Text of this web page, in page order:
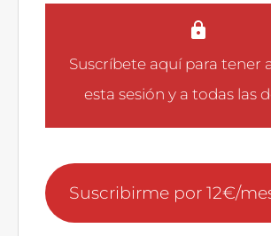
Suscríbete aquípara tener
esta sesión y a todas las
Suscribirme por 12€/